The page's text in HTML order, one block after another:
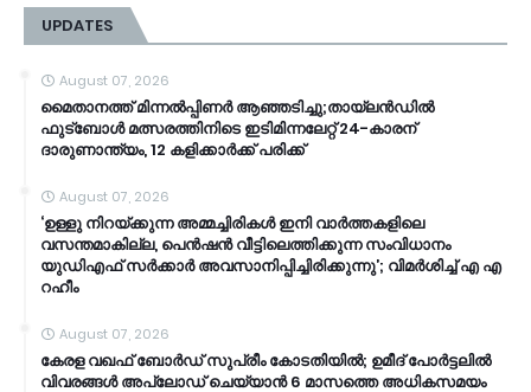
UPDATES
August 07, 2026
മൈതാനത്ത് മിന്നൽപ്പിണർ ആഞ്ഞടിച്ചു;തായ്‌ലൻഡിൽ
ഫുട്ബോൾ മത്സരത്തിനിടെ ഇടിമിന്നലേറ്റ് 24-കാരന്
ദാരുണാന്ത്യം, 12 കളിക്കാർക്ക് പരിക്ക്
August 07, 2026
‘ഉള്ളു നിറയ്ക്കുന്ന അമ്മച്ചിരികൾ ഇനി വാർത്തകളിലെ
വസന്തമാകില്ല, പെൻഷൻ വീട്ടിലെത്തിക്കുന്ന സംവിധാനം
യുഡിഎഫ് സർക്കാർ അവസാനിപ്പിച്ചിരിക്കുന്നു’; വിമർശിച്ച് എ എ
റഹീം
August 07, 2026
കേരള വഖഫ് ബോർഡ് സുപ്രീം കോടതിയിൽ; ഉമീദ് പോർട്ടലിൽ
വിവരങ്ങൾ അപ്‌ലോഡ് ചെയ്യാൻ 6 മാസത്തെ അധികസമയം